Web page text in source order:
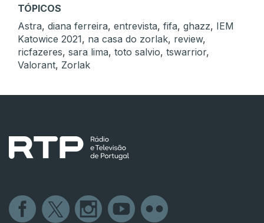
TÓPICOS
Astra, diana ferreira, entrevista, fifa, ghazz, IEM
Katowice 2021, na casa do zorlak, review,
ricfazeres, sara lima, toto salvio, tswarrior,
Valorant, Zorlak